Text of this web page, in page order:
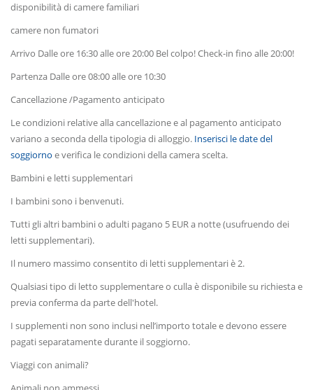
disponibilità di camere familiari
camere non fumatori
Arrivo Dalle ore 16:30 alle ore 20:00 Bel colpo! Check-in fino alle 20:00!
Partenza Dalle ore 08:00 alle ore 10:30
Cancellazione /Pagamento anticipato
Le condizioni relative alla cancellazione e al pagamento anticipato
variano a seconda della tipologia di alloggio. Inserisci le date del
soggiorno e verifica le condizioni della camera scelta.
Bambini e letti supplementari
I bambini sono i benvenuti.
Tutti gli altri bambini o adulti pagano 5 EUR a notte (usufruendo dei
letti supplementari).
Il numero massimo consentito di letti supplementari è 2.
Qualsiasi tipo di letto supplementare o culla è disponibile su richiesta e
previa conferma da parte dell'hotel.
I supplementi non sono inclusi nell’importo totale e devono essere
pagati separatamente durante il soggiorno.
Viaggi con animali?